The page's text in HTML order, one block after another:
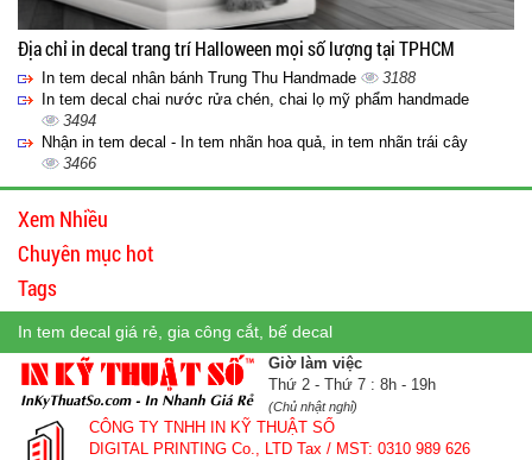
Địa chỉ in decal trang trí Halloween mọi số lượng tại TPHCM
In tem decal nhân bánh Trung Thu Handmade
3188
In tem decal chai nước rửa chén, chai lọ mỹ phẩm handmade
3494
Nhận in tem decal - In tem nhãn hoa quả, in tem nhãn trái cây
3466
Xem Nhiều
Chuyên mục hot
Tags
In tem decal giá rẻ, gia công cắt, bế decal
Giờ làm việc
Thứ 2 - Thứ 7 : 8h - 19h
(Chủ nhật nghỉ)
CÔNG TY TNHH IN KỸ THUẬT SỐ
DIGITAL PRINTING Co., LTD Tax / MST: 0310 989 626